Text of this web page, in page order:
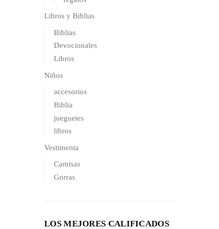
Libros y Biblias
Biblias
Devocionales
Libros
Niños
accesorios
Biblia
jueguetes
libros
Vestimenta
Camisas
Gorras
LOS MEJORES CALIFICADOS